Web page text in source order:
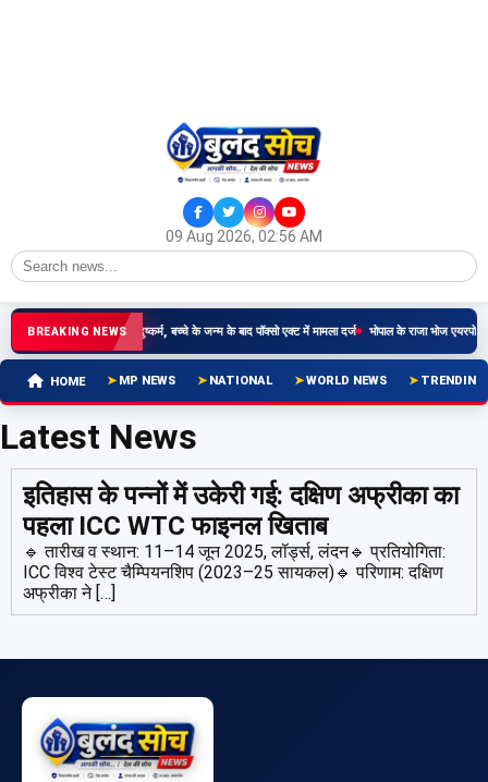
09 Aug 2026, 02:56 AM
BREAKING NEWS
किशोरी से रिश्तेदार ने किया दुष्कर्म, बच्चे के जन्म के बाद पॉक्सो एक्ट में मामला दर्ज भोपाल के राजा भोज
HOME MP NEWS NATIONAL WORLD NEWS TRENDING
Latest News
इतिहास के पन्नों में उकेरी गई: दक्षिण अफ्रीका का
पहला ICC WTC फाइनल खिताब
🔹 तारीख व स्थान: 11–14 जून 2025, लॉर्ड्स, लंदन🔹 प्रतियोगिता:
ICC विश्व टेस्ट चैम्पियनशिप (2023–25 सायकल)🔹 परिणाम: दक्षिण
अफ्रीका ने […]